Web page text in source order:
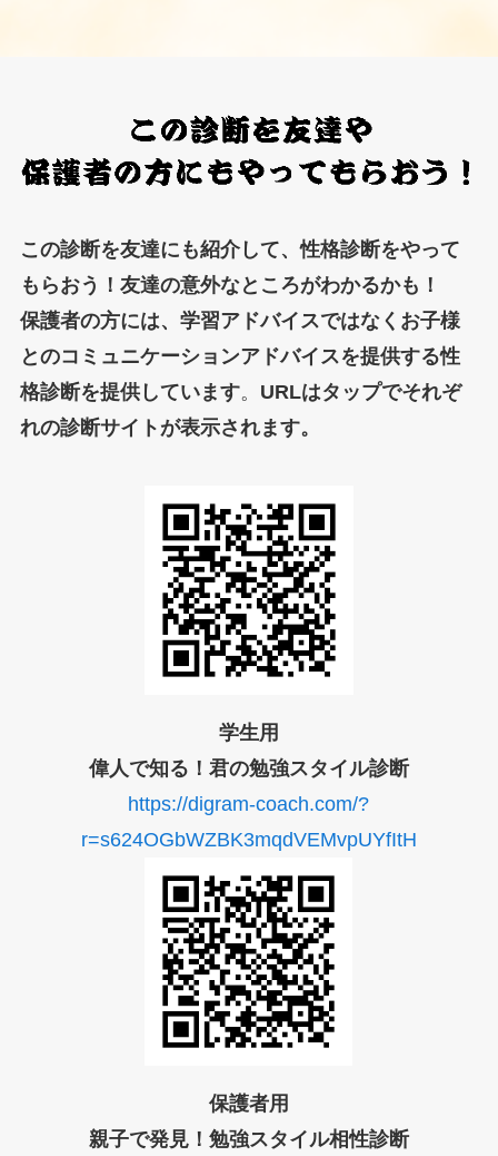
この診断を友達にも紹介して、性格診断をやって
もらおう！友達の意外なところがわかるかも！
保護者の方には、学習アドバイスではなくお子様
とのコミュニケーションアドバイスを提供する性
格診断を提供しています。 URLはタップでそれぞ
れの診断サイトが表示されます。
学生用
偉人で知る！君の勉強スタイル診断
https://digram-coach.com/?
r=s624OGbWZBK3mqdVEMvpUYfItH
保護者用
親子で発見！勉強スタイル相性診断